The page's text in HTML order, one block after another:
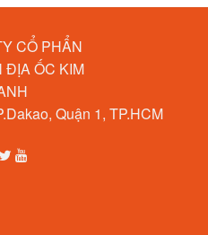
Quận 1, TP.HCM